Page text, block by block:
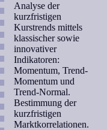
Analyse der
kurzfristigen
Kurstrends mittels
klassischer sowie
innovativer
Indikatoren:
Momentum, Trend-
Momentum und
Trend-Normal.
Bestimmung der
kurzfristigen
Marktkorrelationen.